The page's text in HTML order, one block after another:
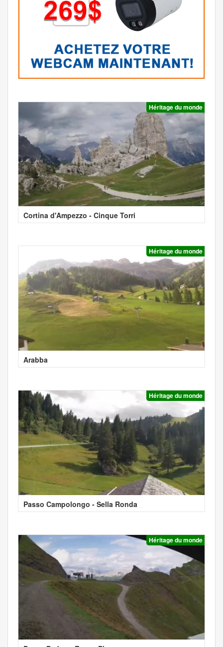
Héritage du monde
Cortina d'Ampezzo - Cinque Torri
Héritage du monde
Arabba
Héritage du monde
Passo Campolongo - Sella Ronda
Héritage du monde